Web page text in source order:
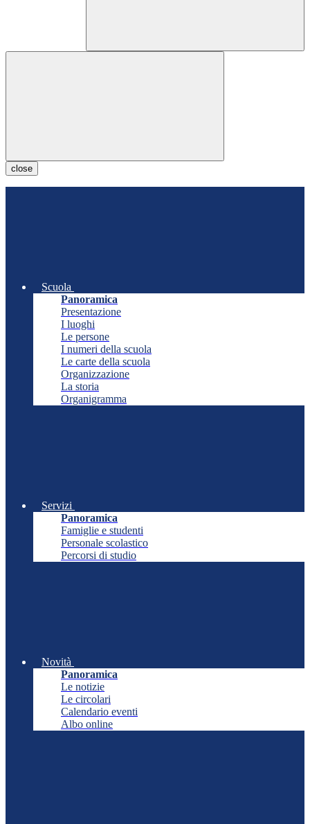
close
Scuola
Panoramica
Presentazione
I luoghi
Le persone
I numeri della scuola
Le carte della scuola
Organizzazione
La storia
Organigramma
Servizi
Panoramica
Famiglie e studenti
Personale scolastico
Percorsi di studio
Novità
Panoramica
Le notizie
Le circolari
Calendario eventi
Albo online